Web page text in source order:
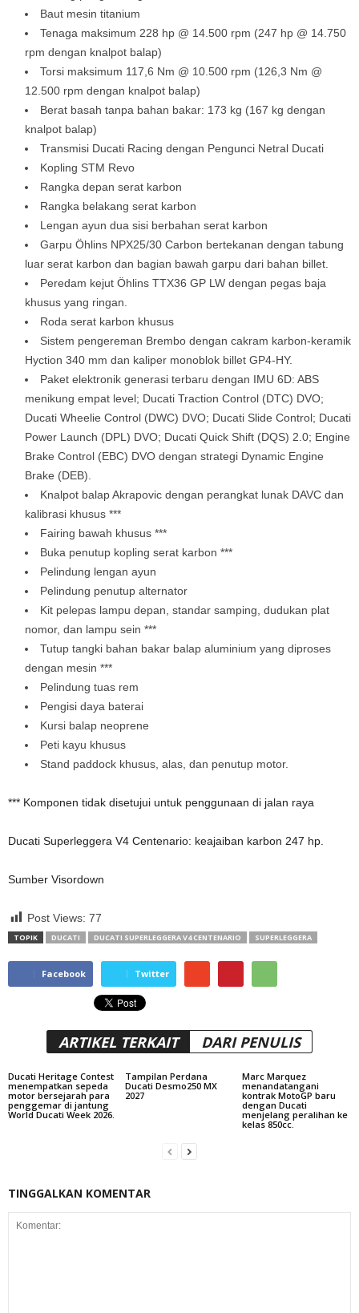
Baut mesin titanium
Tenaga maksimum 228 hp @ 14.500 rpm (247 hp @ 14.750
rpm dengan knalpot balap)
Torsi maksimum 117,6 Nm @ 10.500 rpm (126,3 Nm @
12.500 rpm dengan knalpot balap)
Berat basah tanpa bahan bakar: 173 kg (167 kg dengan
knalpot balap)
Transmisi Ducati Racing dengan Pengunci Netral Ducati
Kopling STM Revo
Rangka depan serat karbon
Rangka belakang serat karbon
Lengan ayun dua sisi berbahan serat karbon
Garpu Öhlins NPX25/30 Carbon bertekanan dengan tabung
luar serat karbon dan bagian bawah garpu dari bahan billet.
Peredam kejut Öhlins TTX36 GP LW dengan pegas baja
khusus yang ringan.
Roda serat karbon khusus
Sistem pengereman Brembo dengan cakram karbon-keramik
Hyction 340 mm dan kaliper monoblok billet GP4-HY.
Paket elektronik generasi terbaru dengan IMU 6D: ABS
menikung empat level; Ducati Traction Control (DTC) DVO;
Ducati Wheelie Control (DWC) DVO; Ducati Slide Control; Ducati
Power Launch (DPL) DVO; Ducati Quick Shift (DQS) 2.0; Engine
Brake Control (EBC) DVO dengan strategi Dynamic Engine
Brake (DEB).
Knalpot balap Akrapovic dengan perangkat lunak DAVC dan
kalibrasi khusus ***
Fairing bawah khusus ***
Buka penutup kopling serat karbon ***
Pelindung lengan ayun
Pelindung penutup alternator
Kit pelepas lampu depan, standar samping, dudukan plat
nomor, dan lampu sein ***
Tutup tangki bahan bakar balap aluminium yang diproses
dengan mesin ***
Pelindung tuas rem
Pengisi daya baterai
Kursi balap neoprene
Peti kayu khusus
Stand paddock khusus, alas, dan penutup motor.
*** Komponen tidak disetujui untuk penggunaan di jalan raya
Ducati Superleggera V4 Centenario: keajaiban karbon 247 hp.
Sumber Visordown
Post Views: 77
TOPIK DUCATI DUCATI SUPERLEGGERA V4 CENTENARIO SUPERLEGGERA
Facebook Twitter
ARTIKEL TERKAIT DARI PENULIS
Ducati Heritage Contest
menempatkan sepeda
motor bersejarah para
penggemar di jantung
World Ducati Week 2026.
Tampilan Perdana
Ducati Desmo250 MX
2027
Marc Marquez
menandatangani
kontrak MotoGP baru
dengan Ducati
menjelang peralihan ke
kelas 850cc.
TINGGALKAN KOMENTAR